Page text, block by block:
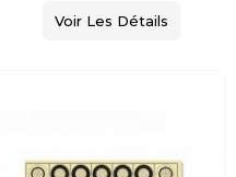
Voir Les Détails